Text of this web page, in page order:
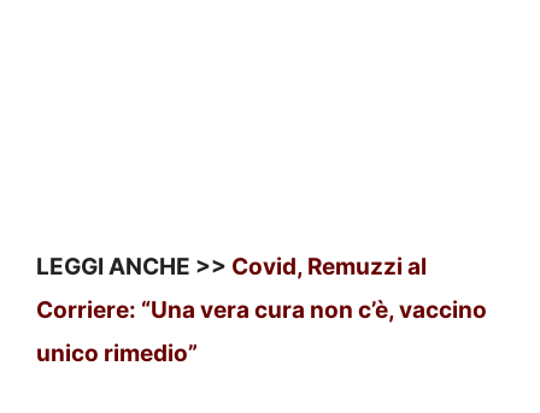
LEGGI ANCHE >> Covid, Remuzzi al
Corriere: “Una vera cura non c’è, vaccino
unico rimedio”